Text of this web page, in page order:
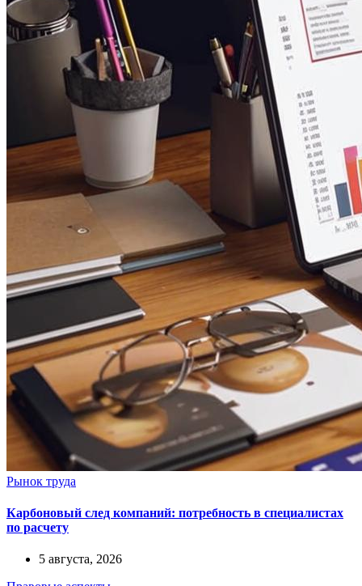
Рынок труда
Карбоновый след компаний: потребность в специалистах
по расчету
5 августа, 2026